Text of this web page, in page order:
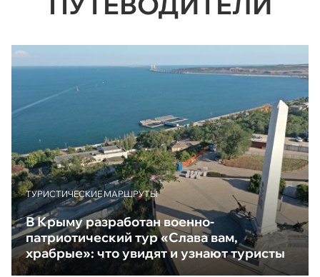
ТУРИСТИЧЕСКИЕ МАРШРУТЫ
В Крыму разработан военно-
патриотический тур «Слава вам,
храбрые»: что увидят и узнают туристы